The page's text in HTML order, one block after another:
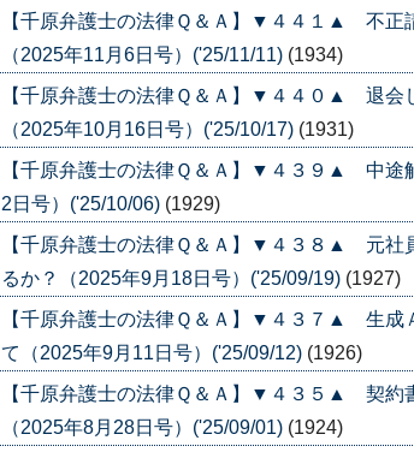
【千原弁護士の法律Ｑ＆Ａ】▼４４１▲ 不正
（2025年11月6日号）('25/11/11) (1934)
【千原弁護士の法律Ｑ＆Ａ】▼４４０▲ 退会
（2025年10月16日号）('25/10/17) (1931)
【千原弁護士の法律Ｑ＆Ａ】▼４３９▲ 中途
2日号）('25/10/06) (1929)
【千原弁護士の法律Ｑ＆Ａ】▼４３８▲ 元社
るか？（2025年9月18日号）('25/09/19) (1927)
【千原弁護士の法律Ｑ＆Ａ】▼４３７▲ 生成
て（2025年9月11日号）('25/09/12) (1926)
【千原弁護士の法律Ｑ＆Ａ】▼４３５▲ 契約
（2025年8月28日号）('25/09/01) (1924)